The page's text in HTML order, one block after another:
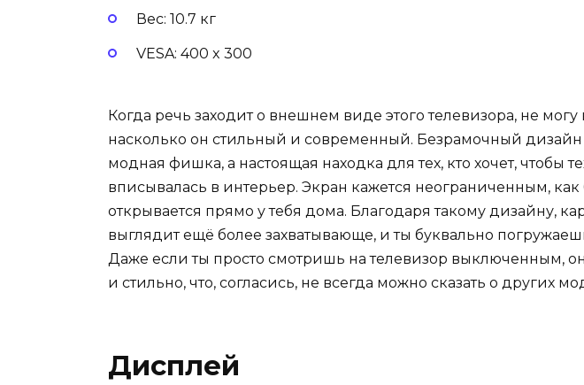
Вес: 10.7 кг
VESA: 400 x 300
Когда речь заходит о внешнем виде этого телевизора, не могу
насколько он стильный и современный. Безрамочный дизайн
модная фишка, а настоящая находка для тех, кто хочет, чтобы
вписывалась в интерьер. Экран кажется неограниченным, как
открывается прямо у тебя дома. Благодаря такому дизайну,
выглядит ещё более захватывающе, и ты буквально
Даже если ты просто смотришь на телевизор выключенным,
и стильно, что, согласись, не всегда можно сказать о других
Дисплей